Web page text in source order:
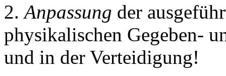
2.Anpassung der
physikalischen Gegeben-
und in der Verteidigung!